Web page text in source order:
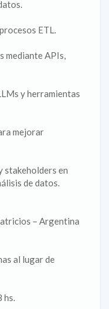
ETL.
mediante APIs,
y herramientas
mejorar
stakeholders en
de datos.
– Argentina
al lugar de
hs.